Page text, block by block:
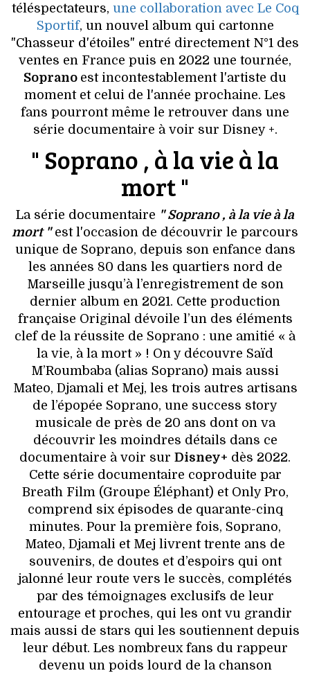
téléspectateurs, une collaboration avec Le Coq
Sportif, un nouvel album qui cartonne
"Chasseur d'étoiles" entré directement N°1 des
ventes en France puis en 2022 une tournée,
Soprano est incontestablement l'artiste du
moment et celui de l'année prochaine. Les
fans pourront même le retrouver dans une
série documentaire à voir sur Disney +.
" Soprano , à la vie à la
mort "
La série documentaire " Soprano , à la vie à la
mort "est l'occasion de découvrir le parcours
unique de Soprano, depuis son enfance dans
les années 80 dans les quartiers nord de
Marseille jusqu’à l’enregistrement de son
dernier album en 2021. Cette production
française Original dévoile l’un des éléments
clef de la réussite de Soprano : une amitié « à
la vie, à la mort » ! On y découvre Saïd
M’Roumbaba (alias Soprano) mais aussi
Mateo, Djamali et Mej, les trois autres artisans
de l’épopée Soprano, une success story
musicale de près de 20 ans dont on va
découvrir les moindres détails dans ce
documentaire à voir sur Disney+ dès 2022.
Cette série documentaire coproduite par
Breath Film (Groupe Éléphant) et Only Pro,
comprend six épisodes de quarante-cinq
minutes. Pour la première fois, Soprano,
Mateo, Djamali et Mej livrent trente ans de
souvenirs, de doutes et d’espoirs qui ont
jalonné leur route vers le succès, complétés
par des témoignages exclusifs de leur
entourage et proches, qui les ont vu grandir
mais aussi de stars qui les soutiennent depuis
leur début. Les nombreux fans du rappeur
devenu un poids lourd de la chanson